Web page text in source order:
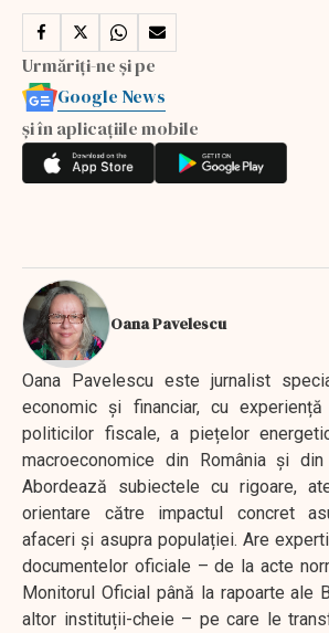
Urmăriți-ne și pe
Google News
și în aplicațiile mobile
Oana Pavelescu
Oana Pavelescu este jurnalist
economic și financiar, cu
politicilor fiscale, a piețelor
macroeconomice din România și
Abordează subiectele cu rigoare,
orientare către impactul concret
afaceri și asupra populației. Are
documentelor oficiale – de la acte
Monitorul Oficial până la rapoarte ale
altor instituții-cheie – pe care le